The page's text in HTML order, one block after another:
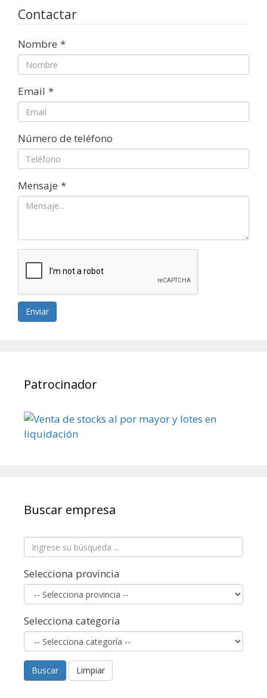
Contactar
Nombre *
Email *
Número de teléfono
Mensaje *
Enviar
Patrocinador
Buscar empresa
Selecciona provincia
Selecciona categoría
Buscar Limpiar